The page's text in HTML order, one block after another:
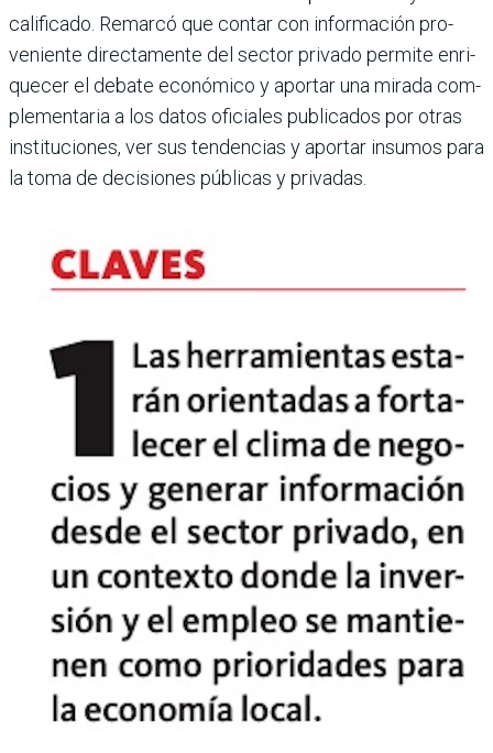
calificado. Remarcó que contar con información pro­
veniente directamente del sector privado permite enri­
quecer el debate económico y aportar una mirada com­
plementaria a los datos ofi­ciales publicados por otras
instituciones, ver sus ten­dencias y aportar insumos para
la toma de decisiones públicas y privadas.